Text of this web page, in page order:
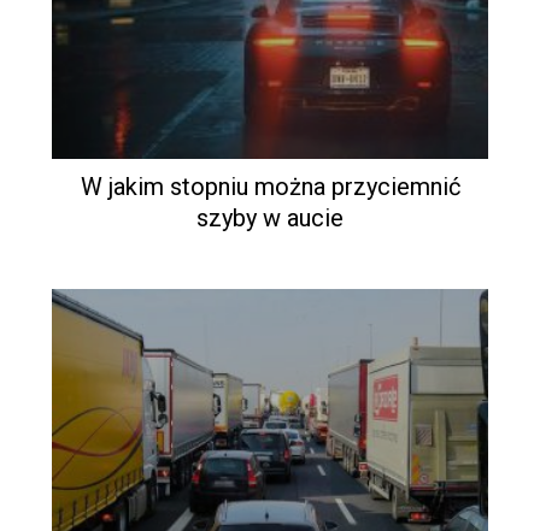
W jakim stopniu można przyciemnić
szyby w aucie